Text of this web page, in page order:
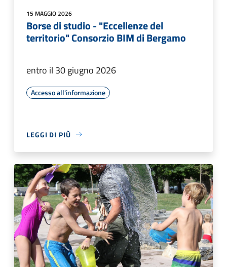
15 MAGGIO 2026
Borse di studio - "Eccellenze del
territorio" Consorzio BIM di Bergamo
entro il 30 giugno 2026
Accesso all'informazione
LEGGI DI PIÙ